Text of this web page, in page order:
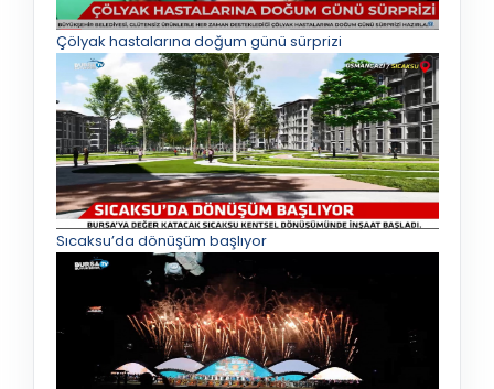
Çölyak hastalarına doğum günü sürprizi
Sıcaksu’da dönüşüm başlıyor